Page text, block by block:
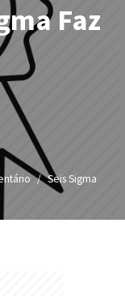
Faz
Seis Sigma